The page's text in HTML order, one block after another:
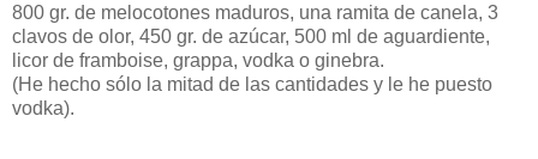
800 gr. de melocotones maduros, una ramita de canela, 3
clavos de olor, 450 gr. de azúcar, 500 ml de aguardiente,
licor de framboise, grappa, vodka o ginebra.
(He hecho sólo la mitad de las cantidades y le he puesto
vodka).